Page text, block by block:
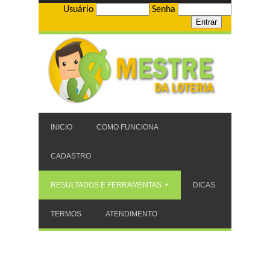
Usuário Senha
INICIO COMO FUNCIONA
CADASTRO
RESULTADOS E FERRAMENTAS DICAS
TERMOS ATENDIMENTO